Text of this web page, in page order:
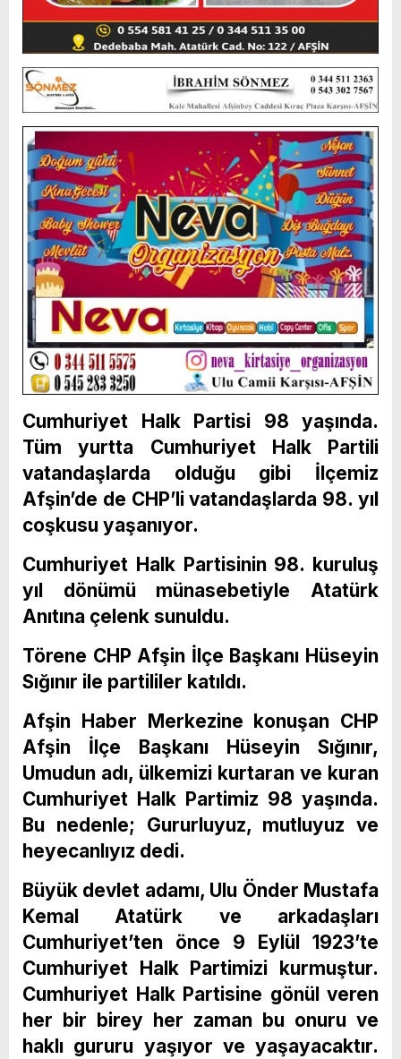
Cumhuriyet Halk Partisi 98 yaşında.
Tüm yurtta Cumhuriyet Halk Partili
vatandaşlarda olduğu gibi İlçemiz
Afşin’de de CHP’li vatandaşlarda 98. yıl
coşkusu yaşanıyor.
Cumhuriyet Halk Partisinin 98. kuruluş
yıl dönümü münasebetiyle Atatürk
Anıtına çelenk sunuldu.
Törene CHP Afşin İlçe Başkanı Hüseyin
Sığınır ile partililer katıldı.
Afşin Haber Merkezine konuşan CHP
Afşin İlçe Başkanı Hüseyin Sığınır,
Umudun adı, ülkemizi kurtaran ve kuran
Cumhuriyet Halk Partimiz 98 yaşında.
Bu nedenle; Gururluyuz, mutluyuz ve
heyecanlıyız dedi.
Büyük devlet adamı, Ulu Önder Mustafa
Kemal Atatürk ve arkadaşları
Cumhuriyet’ten önce 9 Eylül 1923’te
Cumhuriyet Halk Partimizi kurmuştur.
Cumhuriyet Halk Partisine gönül veren
her bir birey her zaman bu onuru ve
haklı gururu yaşıyor ve yaşayacaktır.